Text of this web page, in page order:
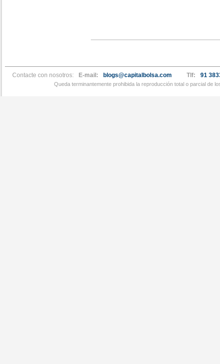
Contacte con nosotros: E-mail: blogs@capitalbolsa.com Tlf: 91
Queda terminantemente prohibida la reproducción total o parcial de